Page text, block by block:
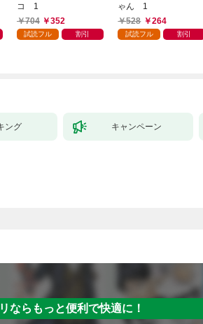
コ 1
704
352
試読フル 割引
ゃん 1
528
264
試読フル 割引
ング キャンペーン
ならもっと便利で快適に！